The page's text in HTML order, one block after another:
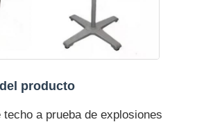
producto
a prueba de explosiones